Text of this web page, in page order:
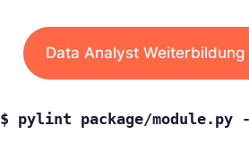
Data Analyst
$ pylint package/module.py